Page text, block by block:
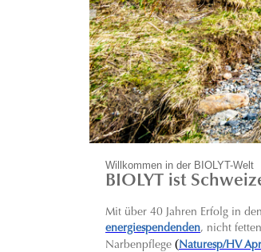
Willkommen in der BIOLYT-Welt
BIOLYT ist
Mit über 40 Jahren Erfolg in
energiespendenden, nicht
Narbenpflege (Naturesp/HV